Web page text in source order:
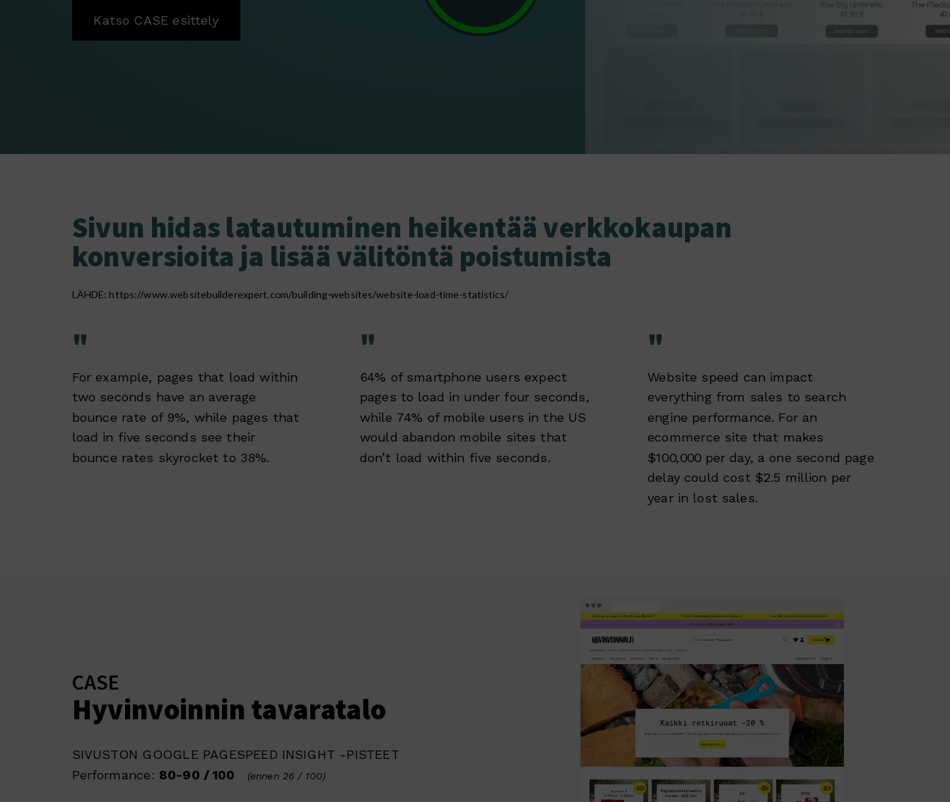
Katso CASE esittely
Sivun hidas latautuminen heikentää verkkokaupan
konversioita ja lisää välitöntä poistumista
LÄHDE: https://www.websitebuilderexpert.com/building-websites/website-load-time-statistics/
"
For example, pages that load within
two seconds have an average
bounce rate of 9%, while pages that
load in five seconds see their
bounce rates skyrocket to 38%.
"
64% of smartphone users expect
pages to load in under four seconds,
while 74% of mobile users in the US
would abandon mobile sites that
don’t load within five seconds.
"
Website speed can impact
everything from sales to search
engine performance. For an
ecommerce site that makes
$100,000 per day, a one second page
delay could cost $2.5 million per
year in lost sales.
CASE
Hyvinvoinnin tavaratalo
SIVUSTON GOOGLE PAGESPEED INSIGHT -PISTEET
Performance: 80-90 / 100 (ennen 26 / 100)